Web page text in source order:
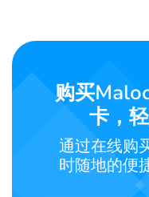
服
购买
卡，
通过在线购
时随地的便